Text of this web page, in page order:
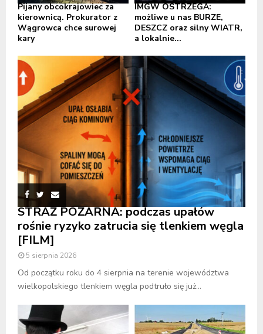
Pijany obcokrajowiec za
kierownicą. Prokurator z
Wągrowca chce surowej
kary
IMGW OSTRZEGA:
możliwe u nas BURZE,
DESZCZ oraz silny WIATR,
a lokalnie...
STRAŻ POŻARNA: podczas upałów
rośnie ryzyko zatrucia się tlenkiem węgla
[FILM]
5 sierpnia 2026
Od początku roku do 4 sierpnia na terenie województwa
wielkopolskiego tlenkiem węgla podtruło się już...